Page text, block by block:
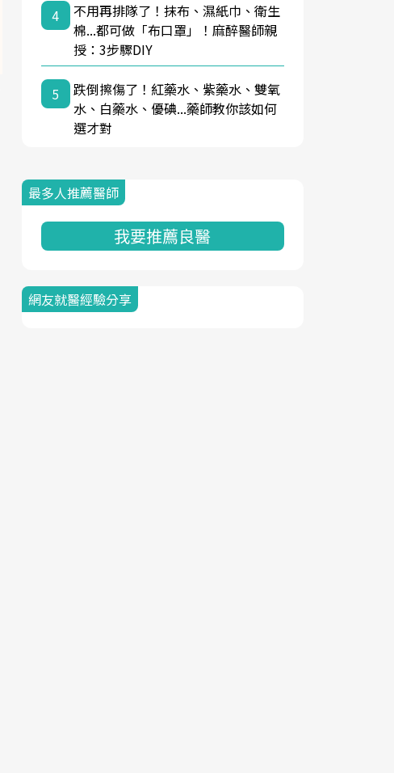
4
不用再排隊了！抹布、濕紙巾、衛生
棉...都可做「布口罩」！麻醉醫師親
授：3步驟DIY
5
跌倒擦傷了！紅藥水、紫藥水、雙氧
水、白藥水、優碘...藥師教你該如何
選才對
最多人推薦醫師
我要推薦良醫
網友就醫經驗分享